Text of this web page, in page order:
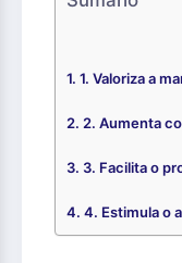
1. Valoriza a
2. Aumenta
3. Facilita o
4. Estimula o